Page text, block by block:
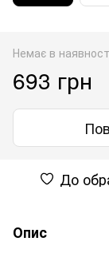
Немає в
693 грн
До
Опис